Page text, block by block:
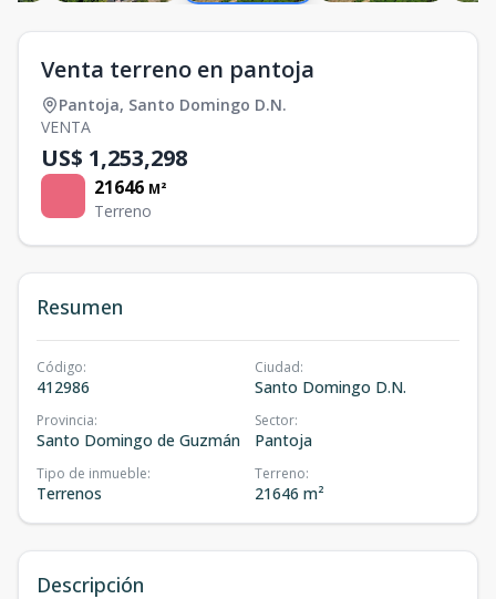
Venta terreno en pantoja
Pantoja, Santo Domingo D.N.
VENTA
US$ 1,253,298
21646 M²
Terreno
Resumen
Código:
412986
Ciudad:
Santo Domingo D.N.
Provincia:
Santo Domingo de Guzmán
Sector:
Pantoja
Tipo de inmueble:
Terrenos
Terreno:
21646 m²
Descripción